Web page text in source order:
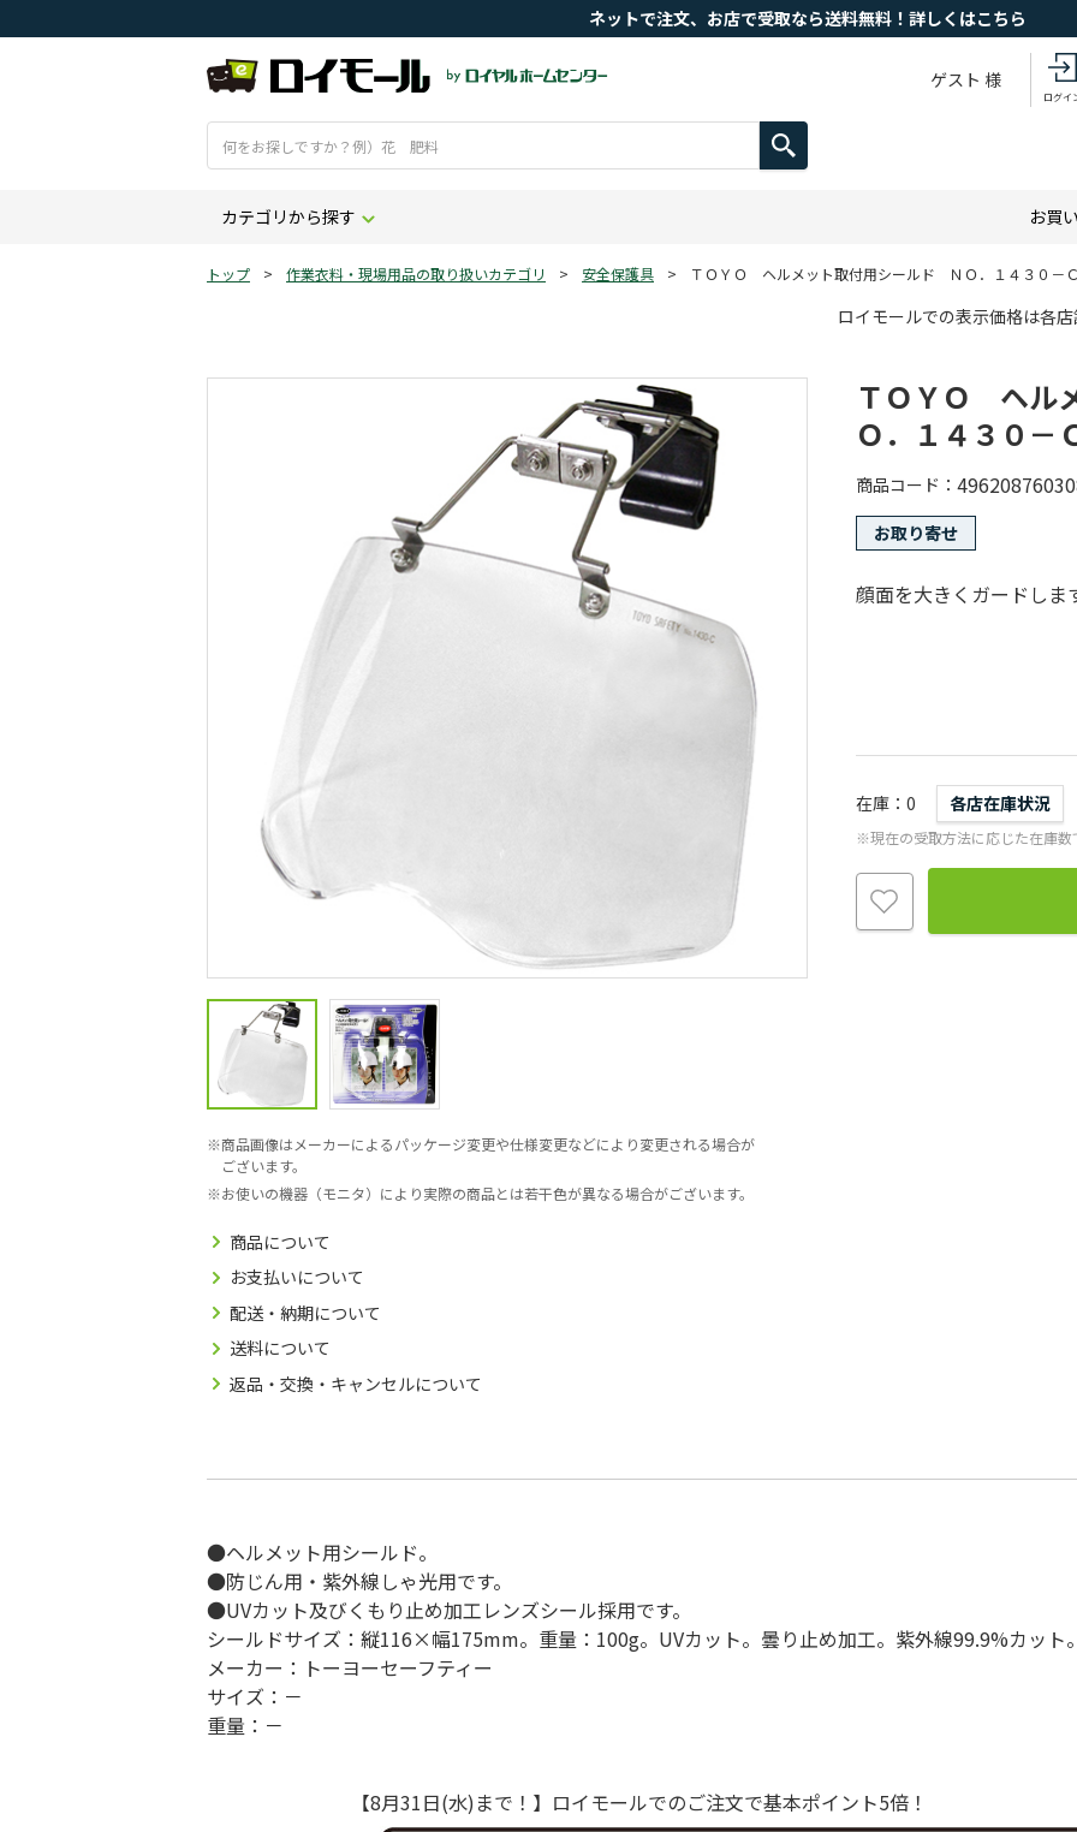
ネットで注文、お店で受取なら送料無料！詳しくはこちら
ゲスト 様
ログイ
カテゴリから探す お買
トップ > 作業衣料・現場用品の取り扱いカテゴリ > 安全保護具 > ＴＯＹＯ ヘルメット取付用シールド ＮＯ．１４３０－
ロイモールでの表示価格は各
商品画像はメーカーによるパッケージ変更や仕様変更などにより変更される場合が
ございます。
お使いの機器（モニタ）により実際の商品とは若干色が異なる場合がございます。
商品について
お支払いについて
配送・納期について
送料について
返品・交換・キャンセルについて
ＴＯＹＯ ヘル
Ｏ．１４３０－
商品コード
お取り寄せ
顔面を大きくガードしま
在庫 0 各店在庫状況
※現在の受取方法に応じた在庫数
●ヘルメット用シールド。
●防じん用・紫外線しゃ光用です。
●UVカット及びくもり止め加工レンズシール採用です。
シールドサイズ：縦116×幅175mm。重量：100g。UVカット。曇り止め加工。紫外線99.9%カット
メーカー：トーヨーセーフティー
サイズ：－
重量：－
【8月31日(水)まで！】ロイモールでのご注文で基本ポイント5倍！